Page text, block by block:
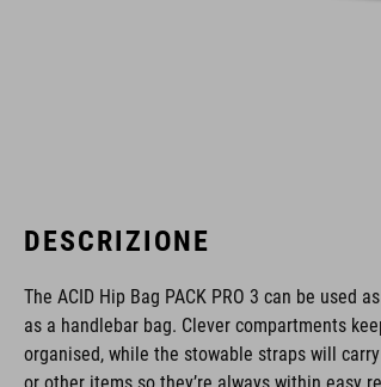
DESCRIZIONE
The ACID Hip Bag PACK PRO 3 can be used
as a handlebar bag. Clever compartments
organised, while the stowable straps will